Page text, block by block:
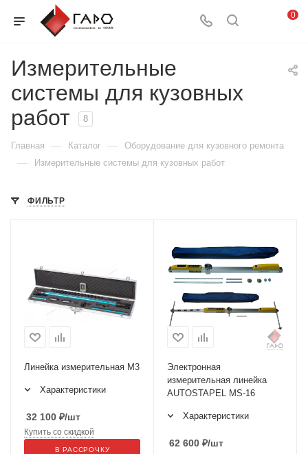
0
Измерительные
системы для кузовных
работ
8
Главная — Каталог — Оборудование для кузовного ремонта
— Измерительные системы для кузовных работ
ФИЛЬТР
Линейка измерительная M3
Характеристики
32 100 ₽/шт
Купить со скидкой
В РАССРОЧКУ
Электронная
измерительная линейка
AUTOSTAPEL MS-16
Характеристики
62 600 ₽/шт